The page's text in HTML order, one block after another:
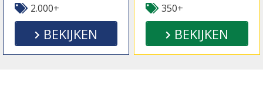
2.000+
BEKIJKEN
350+
BEKIJKEN